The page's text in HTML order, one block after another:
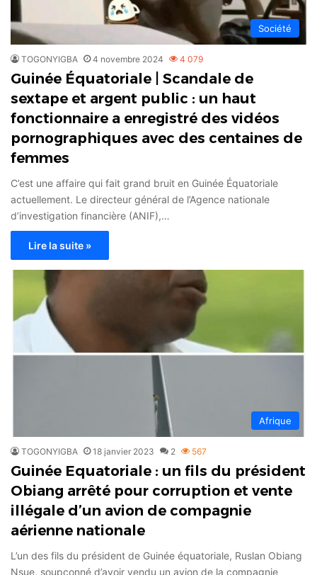
Société
TOGONYIGBA 4 novembre 2024 4 079
Guinée Équatoriale | Scandale de
sextape et argent public : un haut
fonctionnaire a enregistré des vidéos
pornographiques avec des centaines de
femmes
C’est une affaire qui fait grand bruit en Guinée Équatoriale
actuellement. Le directeur général de l’Agence nationale
d’investigation financière (ANIF),…
Lire la suite »
Afrique
TOGONYIGBA 18 janvier 2023 2 567
Guinée Equatoriale : un fils du président
Obiang arrêté pour corruption et vente
illégale d’un avion de compagnie
aérienne nationale
L’un des fils du président de Guinée équatoriale, Ruslan Obiang
Nsue, soupçonné d’avoir vendu un avion de la compagnie